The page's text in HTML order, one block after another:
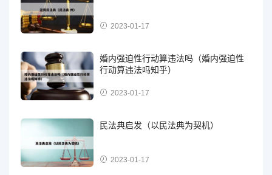
2023-01-17
婚内强迫性行动算违法吗（婚内强迫性
行动算违法吗知乎）
2023-01-17
民法典启发（以民法典为契机）
2023-01-17